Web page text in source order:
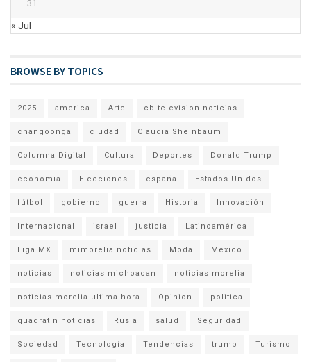
31
« Jul
BROWSE BY TOPICS
2025 america Arte cb television noticias
changoonga ciudad Claudia Sheinbaum
Columna Digital Cultura Deportes Donald Trump
economia Elecciones españa Estados Unidos
fútbol gobierno guerra Historia Innovación
Internacional israel justicia Latinoamérica
Liga MX mimorelia noticias Moda México
noticias noticias michoacan noticias morelia
noticias morelia ultima hora Opinion politica
quadratin noticias Rusia salud Seguridad
Sociedad Tecnología Tendencias trump Turismo